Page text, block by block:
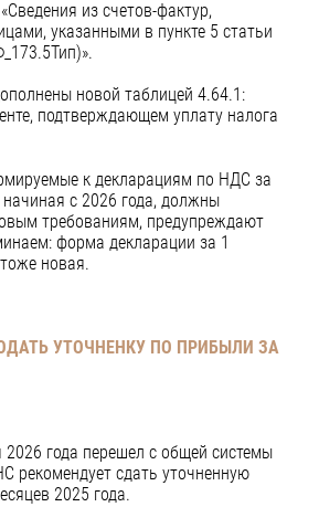
из счетов-фактур,
указанными в пункте 5 статьи
новой таблицей 4.64.1:
подтверждающем уплату налога
к декларациям по НДС за
с 2026 года, должны
требованиям, предупреждают
форма декларации за 1
новая.
УТОЧНЕНКУ ПО ПРИБЫЛИ ЗА
2026 года перешел с общей системы
рекомендует сдать уточненную
2025 года.